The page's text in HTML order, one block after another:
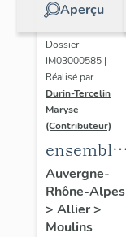
Aperçu
Dossier
IM03000585 |
Réalisé par
Durin-Tercelin
Maryse
(Contributeur)
ensemble
de 5
chapes
(non
Auvergne-
Rhône-Alpes
> Allier>
Moulins